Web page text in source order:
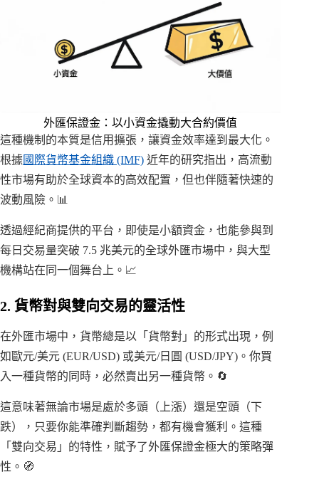
外匯保證金：以小資金撬動大合約價值
這種機制的本質是信用擴張，讓資金效率達到最大化。
根據國際貨幣基金組織 (IMF) 近年的研究指出，高流動
性市場有助於全球資本的高效配置，但也伴隨著快速的
波動風險。📊
透過經紀商提供的平台，即使是小額資金，也能參與到
每日交易量突破 7.5 兆美元的全球外匯市場中，與大型
機構站在同一個舞台上。📈
2. 貨幣對與雙向交易的靈活性
在外匯市場中，貨幣總是以「貨幣對」的形式出現，例
如歐元/美元 (EUR/USD) 或美元/日圓 (USD/JPY)。你買
入一種貨幣的同時，必然賣出另一種貨幣。🔄
這意味著無論市場是處於多頭（上漲）還是空頭（下
跌），只要你能準確判斷趨勢，都有機會獲利。這種
「雙向交易」的特性，賦予了外匯保證金極大的策略彈
性。🧭